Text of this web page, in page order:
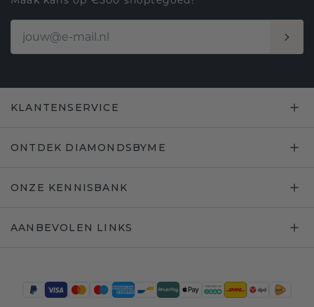
KLANTENSERVICE
ONTDEK DIAMONDSBYME
ONZE KENNISBANK
AANBEVOLEN LINKS